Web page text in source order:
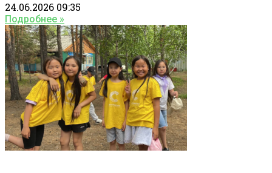
24.06.2026 09:35
Подробнее »